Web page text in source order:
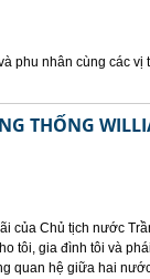
phu nhân cùng các
THỐNG
của Chủ tịch nước
tôi, gia đình tôi và
quan hệ giữa hai